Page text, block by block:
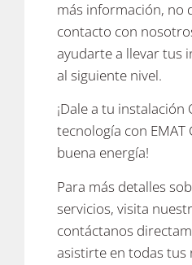
más información, no
contacto con
ayudarte a llevar tus
al siguiente nivel.
¡Dale a tu
tecnología con
buena energía!
Para más detalles
servicios, visita
contáctanos
asistirte en todas tus